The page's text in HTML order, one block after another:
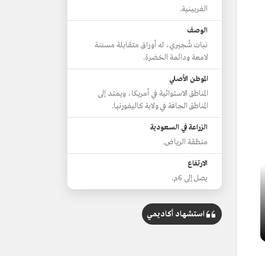
الفربينية.
الوصف
نبات شُجيري، له أوراق متقابلة مسننة
لامعة ودائمة الخضرة.
الموطن الأصلي
المناطق الاستوائية في أمريكا، ويمتد إلى
المناطق الجافة في ولاية كاليفورنيا.
الزراعة في السعودية
منطقة الرياض.
الارتفاع
يصل إلى 6م.
استشهاد أكاديمي